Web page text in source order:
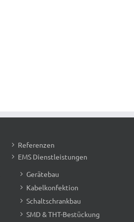
Referenzen
EMS Dienstleistungen
Gerätebau
Kabelkonfektion
Schaltschrankbau
SMD & THT-Bestückung